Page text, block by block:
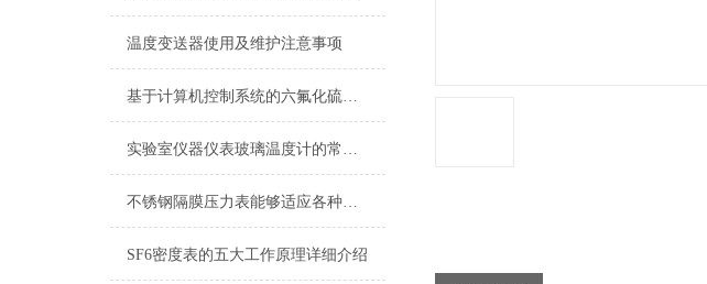
温度变送器使用及维护注意事项
基于计算机控制系统的六氟化硫密度控制器的特性
实验室仪器仪表玻璃温度计的常见种类
不锈钢隔膜压力表能够适应各种工作环境和介质
SF6密度表的五大工作原理详细介绍